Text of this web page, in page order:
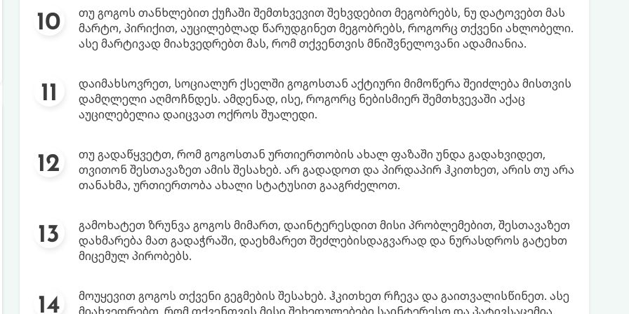
თუ გოგოს თანხლებით ქუჩაში შემთხვევით შეხვდებით მეგობრებს, ნუ დატოვებთ მას
მარტო, პირიქით, აუცილებლად წარუდგინეთ მეგობრებს, როგორც თქვენი ახლობელი.
ასე მარტივად მიახვედრებთ მას, რომ თქვენთვის მნიშვნელოვანი ადამიანია.
დაიმახსოვრეთ, სოციალურ ქსელში გოგოსთან აქტიური მიმოწერა შეიძლება მისთვის
დამღლელი აღმოჩნდეს. ამდენად, ისე, როგორც ნებისმიერ შემთხვევაში აქაც
აუცილებელია დაიცვათ ოქროს შუალედი.
თუ გადაწყვეტთ, რომ გოგოსთან ურთიერთობის ახალ ფაზაში უნდა გადახვიდეთ,
თვითონ შესთავაზეთ ამის შესახებ. არ გადადოთ და პირდაპირ ჰკითხეთ, არის თუ არა
თანახმა, ურთიერთობა ახალი სტატუსით გააგრძელოთ.
გამოხატეთ ზრუნვა გოგოს მიმართ, დაინტერესდით მისი პრობლემებით, შესთავაზეთ
დახმარება მათ გადაჭრაში, დაეხმარეთ შეძლებისდაგვარად და ნურასდროს გატეხთ
მიცემულ პირობებს.
მოუყევით გოგოს თქვენი გეგმების შესახებ. ჰკითხეთ რჩევა და გაითვალისწინეთ. ასე